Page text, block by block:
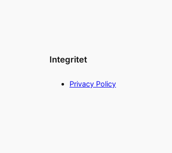
Integritet
Privacy Policy